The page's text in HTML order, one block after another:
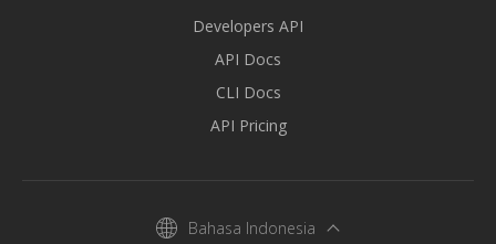
Developers API
API Docs
CLI Docs
API Pricing
Bahasa Indonesia